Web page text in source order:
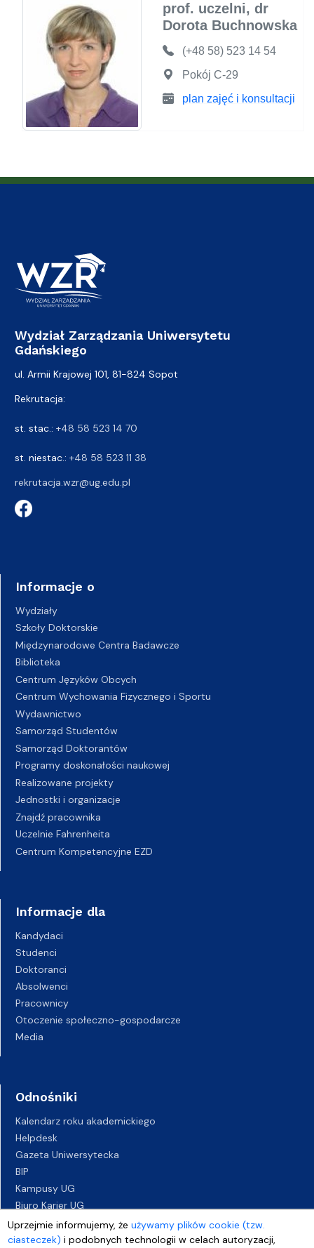
Uprzejmie informujemy, żeużywamy plików cookie (tzw.
ciasteczek) i podobnych technologii w celach autoryzacji,
Wydział Zarządzania Uniwersytetu
Gdańskiego
ul. Armii Krajowej 101, 81-824 Sopot
Rekrutacja:
st. stac.: +48 58 523 14 70
st. niestac.: +48 58 523 11 38
rekrutacja.wzr@ug.edu.pl
Informacje o
Wydziały
Szkoły Doktorskie
Międzynarodowe Centra Badawcze
Biblioteka
Centrum Języków Obcych
Centrum Wychowania Fizycznego i Sportu
Wydawnictwo
Samorząd Studentów
Samorząd Doktorantów
Programy doskonałości naukowej
Realizowane projekty
Jednostki i organizacje
Znajdź pracownika
Uczelnie Fahrenheita
Centrum Kompetencyjne EZD
Informacje dla
Kandydaci
Studenci
Doktoranci
Absolwenci
Pracownicy
Otoczenie społeczno-gospodarcze
Media
Odnośniki
Kalendarz roku akademickiego
Helpdesk
Gazeta Uniwersytecka
BIP
Kampusy UG
Biuro Karier UG
Oferty pracy
Deklaracja dostępności